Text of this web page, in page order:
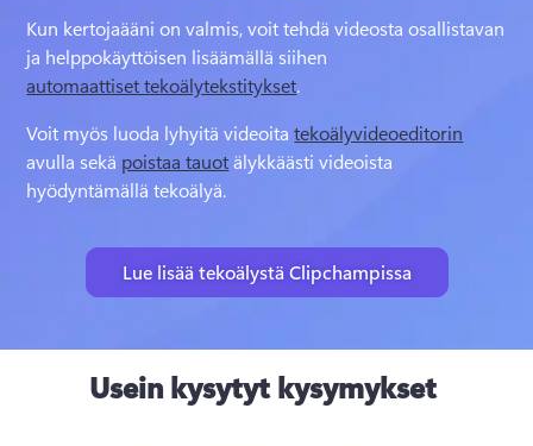
Kun kertojaääni on valmis, voit tehdä videosta osallistavan
ja helppokäyttöisen lisäämällä siihen
automaattiset tekoälytekstitykset.
Voit myös luoda lyhyitä videoita tekoälyvideoeditorin
avulla sekä poistaa tauot älykkäästi videoista
hyödyntämällä tekoälyä.
Lue lisää tekoälystä Clipchampissa
Usein kysytyt kysymykset